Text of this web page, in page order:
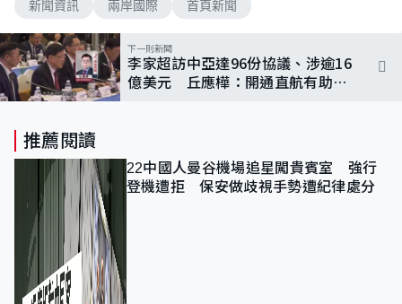
新聞資訊 兩岸國際 首頁新聞
下一則新聞
李家超訪中亞達96份協議、涉逾16
億美元 丘應樺：開通直航有助雙
推薦閱讀
22中國人曼谷機場追星闖貴賓室 強行
登機遭拒 保安做歧視手勢遭紀律處分